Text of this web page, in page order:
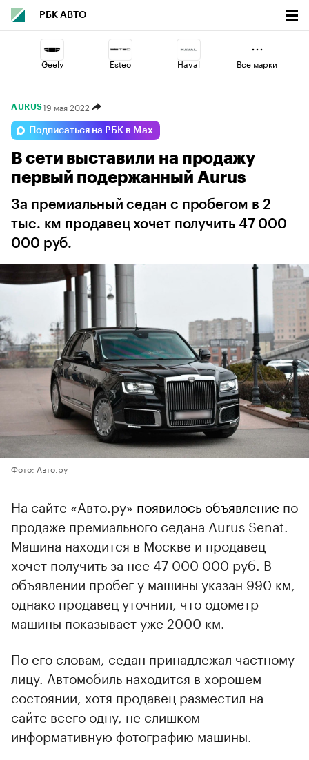
РБК АВТО
Geely Esteo Haval
Lada
Changan Voyah Jaecoo
Все марки
AURUS19 мая 2022
Подписаться на РБК в Max
В сети выставили на продажу
первый подержанный Aurus
За премиальный седан с пробегом в 2
тыс. км продавец хочет получить 47 000
000 руб.
Фото: Авто.ру
На сайте «Авто.ру» появилось объявление по
продаже премиального седана Aurus Senat.
Машина находится в Москве и продавец
хочет получить за нее 47 000 000 руб. В
объявлении пробег у машины указан 990 км,
однако продавец уточнил, что одометр
машины показывает уже 2000 км.
По его словам, седан принадлежал частному
лицу. Автомобиль находится в хорошем
состоянии, хотя продавец разместил на
сайте всего одну, не слишком
информативную фотографию машины.